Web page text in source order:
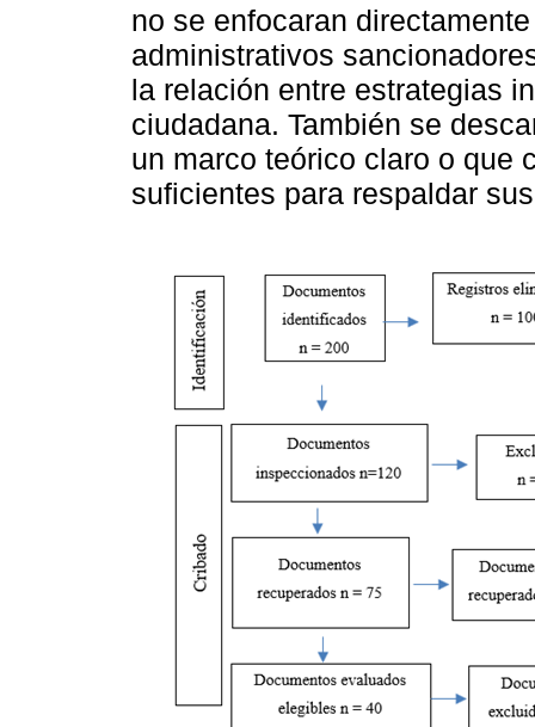
no se enfocaran
administrativos
la relación entre estrategias
ciudadana. También se
un marco teórico claro o que
suficientes para respaldar